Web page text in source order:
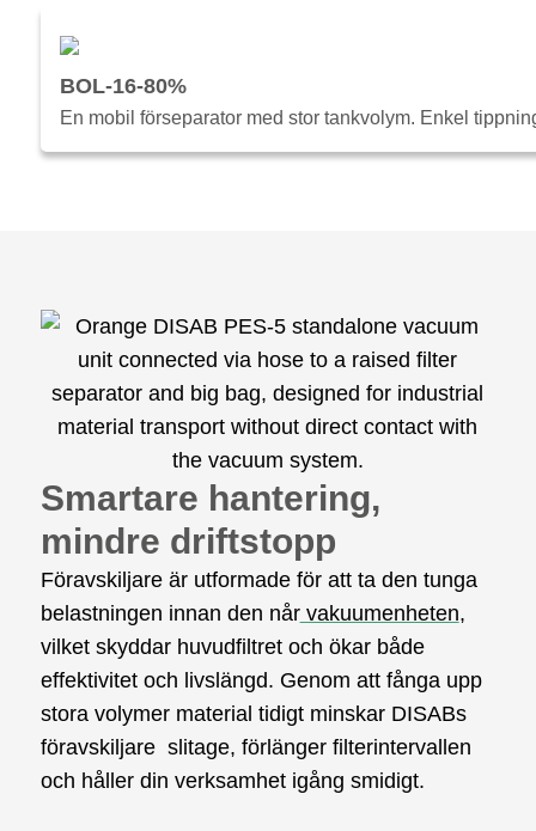
BOL-16-80%
En mobil förseparator med stor tankvolym. Enkel
Smartare hantering,
mindre driftstopp
Föravskiljare är utformade för att ta den tunga
belastningen innan den nårvakuumenheten,
vilket skyddar huvudfiltret och ökar både
effektivitet och livslängd. Genom att fånga upp
stora volymer material tidigt minskar DISABs
föravskiljare slitage, förlänger filterintervallen
och håller din verksamhet igång smidigt.